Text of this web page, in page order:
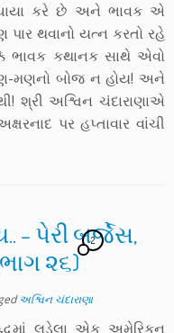
કરે છે અને ભાવક એ
થવાનો યત્ન કરતો રહે
ભાવક કથાનક સાથે એવો
મણનો બોજ ન હોય! અને
શ્રી અશ્વિન ચંદારાણાએ
પર હપ્તાવાર વાંચી
પેરી બર્જેસ,
૨૬)
2
અશ્વિન ચંદારાણા
લડેલા એક અમેરિકન